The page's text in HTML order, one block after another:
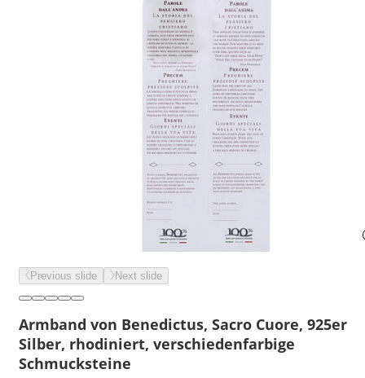
Previous slide Next slide
Armband von Benedictus, Sacro Cuore, 925er
Silber, rhodiniert, verschiedenfarbige
Schmucksteine